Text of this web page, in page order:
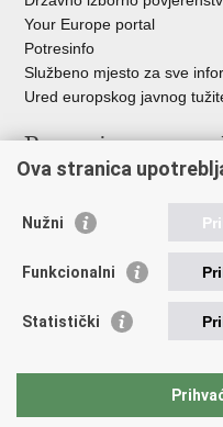
Your Europe portal
Potresinfo
Službeno mjesto za sve
Ured europskog javnog
Poveznice
Državno odvjetništvo
Ured za suzbijanje
Državnoodvjetničko vijeće
Hrvatska odvjetnička
Europski pravosudni portal
Ova stranica
Nužni
Funkcionalni
Statistički